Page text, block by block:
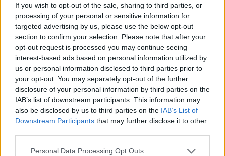
If you wish to opt-out of the sale, sharing to third parties, or
processing of your personal or sensitive information for
targeted advertising by us, please use the below opt-out
section to confirm your selection. Please note that after your
opt-out request is processed you may continue seeing
interest-based ads based on personal information utilized by
us or personal information disclosed to third parties prior to
your opt-out. You may separately opt-out of the further
disclosure of your personal information by third parties on the
IAB’s list of downstream participants. This information may
also be disclosed by us to third parties on the IAB’s List of
Downstream Participants that may further disclose it to other
Personal Data Processing Opt Outs
Sa basca sighit a si pigai a bussinadas: custu
fini de cida passau sa Sardìnnia fiat unu de is
logus prus callentis in totu s'Europa
PROMOZIONE NOVAS - 23 Lug 2026
Po si infriscai de sa basca nci funt totus is
novas chi nd'arribbant de sa fentana oberta
de su mercau
ECCELLENZA NOVAS - 15 Lug 2026
TUTTE LE ULTIMORA